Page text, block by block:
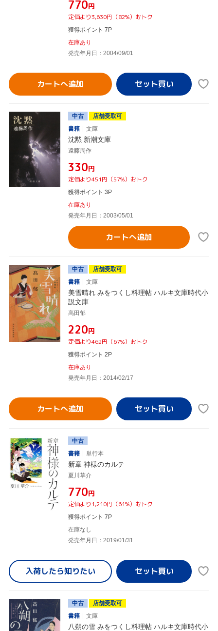
¥770円
定価より3,630円（82%）おトク
獲得ポイント 7P
在庫あり
発売年月日：2004/09/01
カートへ追加
中古
店舗受取可
書籍
文庫
沈黙 新潮文庫
遠藤周作
¥330円
定価より451円（57%）おトク
獲得ポイント 3P
在庫あり
発売年月日：2003/05/01
カートへ追加
中古
店舗受取可
書籍
文庫
美雪晴れ みをつくし料理帖 ハルキ文庫時代小
説文庫
髙田郁
¥220円
定価より462円（67%）おトク
獲得ポイント 2P
在庫あり
発売年月日：2014/02/17
カートへ追加
中古
書籍
単行本
新章 神様のカルテ
夏川草介
¥770円
定価より1,210円（61%）おトク
獲得ポイント 7P
在庫なし
発売年月日：2019/01/31
入荷したら知りたい
中古
店舗受取可
書籍
文庫
八朔の雪 みをつくし料理帖 ハルキ文庫時代小